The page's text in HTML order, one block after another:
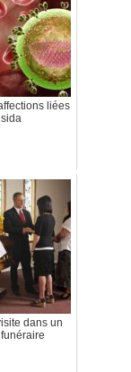
liées
dans un